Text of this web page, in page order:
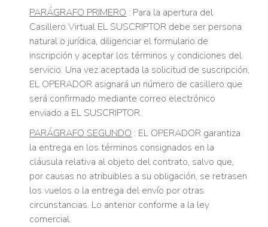
PARÁGRAFO PRIMERO : Para la apertura del
Casillero Virtual EL SUSCRIPTOR debe ser persona
natural o jurídica, diligenciar el formulario de
inscripción y aceptar los términos y condiciones del
servicio. Una vez aceptada la solicitud de suscripción,
EL OPERADOR asignará un número de casillero que
será confirmado mediante correo electrónico
enviado a EL SUSCRIPTOR.
PARÁGRAFO SEGUNDO : EL OPERADOR garantiza
la entrega en los términos consignados en la
cláusula relativa al objeto del contrato, salvo que,
por causas no atribuibles a su obligación, se retrasen
los vuelos o la entrega del envío por otras
circunstancias. Lo anterior conforme a la ley
comercial.